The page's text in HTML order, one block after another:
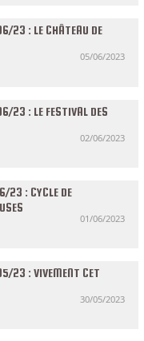
23 : LE CHÂTEAU DE
05/06/2023
23 : LE FESTIVAL DES
02/06/2023
23 : CYCLE DE
01/06/2023
23 : VIVEMENT CET
30/05/2023